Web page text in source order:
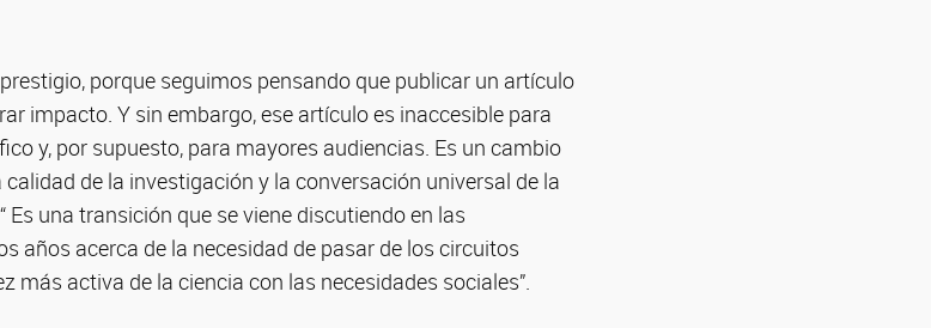
porque seguimos pensando que publicar un artículo
impacto. Y sin embargo, ese artículo es inaccesible para
y, por supuesto, para mayores audiencias. Es un cambio
de la investigación y la conversación universal de la
Es una transición que se viene discutiendo en las
años acerca de la necesidad de pasar de los circuitos
más activa de la ciencia con las necesidades sociales”.